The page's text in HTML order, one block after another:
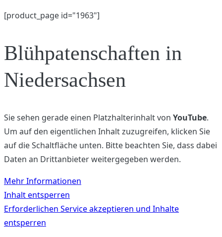
[product_page id="1963"]
Blühpatenschaften in
Niedersachsen
Sie sehen gerade einen Platzhalterinhalt von YouTube.
Um auf den eigentlichen Inhalt zuzugreifen, klicken Sie
auf die Schaltfläche unten. Bitte beachten Sie, dass dabei
Daten an Drittanbieter weitergegeben werden.
Mehr Informationen
Inhalt entsperren
Erforderlichen Service akzeptieren und Inhalte
entsperren